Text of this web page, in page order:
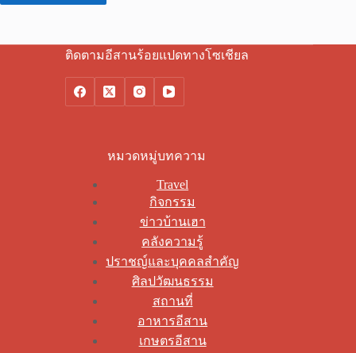
ติดตามอีสานร้อยแปดทางโซเชียล
หมวดหมู่บทความ
Travel
กิจกรรม
ข่าวบ้านเฮา
คลังความรู้
ปราชญ์และบุคคลสำคัญ
ศิลปวัฒนธรรม
สถานที่
อาหารอีสาน
เกษตรอีสาน